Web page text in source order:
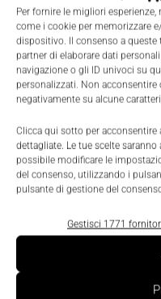
Per fornire le migliori
come i cookie per memorizzare
dispositivo. Il consenso a queste
partner di elaborare dati
navigazione o gli ID univoci su
personalizzati. Non
negativamente su alcune
Clicca qui sotto per acconsentire
dettagliate. Le tue scelte
possibile modificare le
del consenso, utilizzando i
pulsante di gestione del
Gestisci 1771
aumento di
riducendo il consumo
dati su due direzioni
offre un totale di otto
supporto Usb 3.0
Express 2.0, Pci
schede grafiche
porte Sata fino a 6 Gb/
Gigabit Ethernet
maniera veloce e
bus Lpc per
e audio Intel High
bordo. Il nuovo